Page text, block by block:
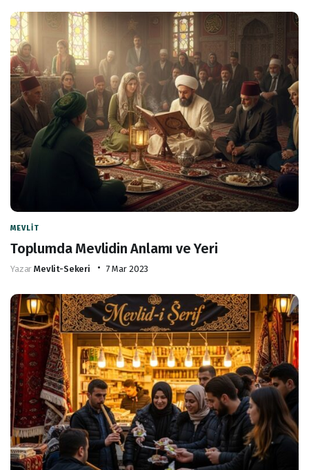
MEVLIT
Toplumda Mevlidin Anlamı ve Yeri
YazarMevlit-Sekeri 7 Mar 2023